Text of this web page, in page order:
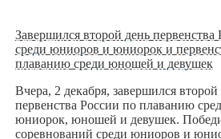
Завершился второй день
среди юниоров и юниорок и
плаванию среди юношей и девушек
Вчера, 2 декабря, завершился
первенства России по плаванию
юниорок, юношей и девушек.
соревнований среди юниоров и